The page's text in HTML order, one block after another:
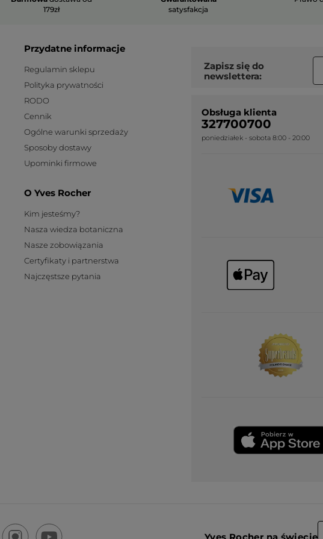
179zł
satysfakcja
Przydatne informacje
Regulamin sklepu
Polityka prywatności
RODO
Cennik
Ogólne warunki sprzedaży
Sposoby dostawy
Upominki firmowe
O Yves Rocher
Kim jesteśmy?
Nasza wiedza botaniczna
Nasze zobowiązania
Certyfikaty i partnerstwa
Najczęstsze pytania
Zapisz się do
newslettera:
Obsługa klienta
327700700
poniedziałek - sobota 8:00 - 20:00